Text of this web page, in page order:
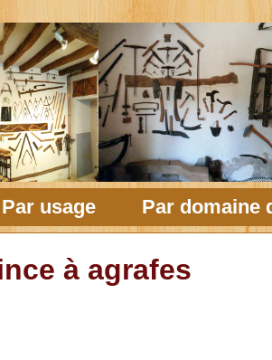
Par usage Par domaine
à agrafes